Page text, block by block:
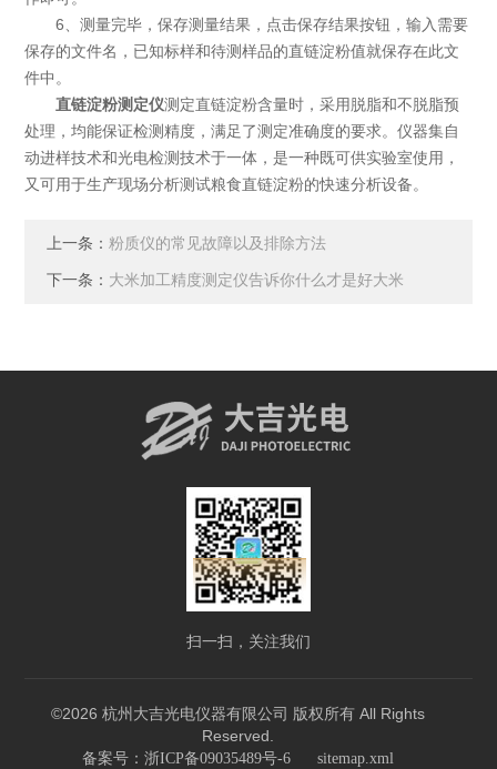
6、测量完毕，保存测量结果，点击保存结果按钮，输入需要
保存的文件名，已知标样和待测样品的直链淀粉值就保存在此文
件中。
直链淀粉测定仪测定直链淀粉含量时，采用脱脂和不脱脂预
处理，均能保证检测精度，满足了测定准确度的要求。仪器集自
动进样技术和光电检测技术于一体，是一种既可供实验室使用，
又可用于生产现场分析测试粮食直链淀粉的快速分析设备。
上一条： 粉质仪的常见故障以及排除方法
下一条： 大米加工精度测定仪告诉你什么才是好大米
扫一扫，关注我们
©2026 杭州大吉光电仪器有限公司 版权所有 All Rights
Reserved.
备案号：浙ICP备09035489号-6 sitemap.xml